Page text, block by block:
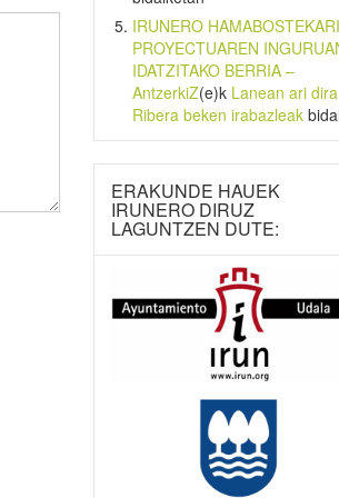
IRUNERO
PROYECTUAREN
IDATZITAKO BERRIA –
AntzerkiZ(e)k Lanean ari dira
Ribera beken irabazleak
ERAKUNDE HAUEK
IRUNERO DIRUZ
LAGUNTZEN DUTE: